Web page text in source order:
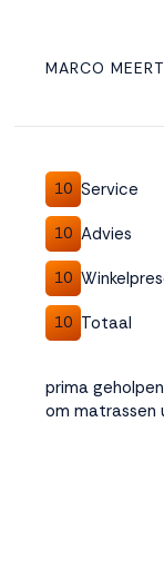
MARCO
10 Service
10 Advies
10
10 Totaal
prima
om matrassen